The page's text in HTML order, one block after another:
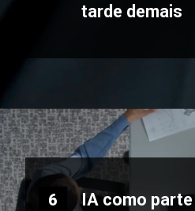
tarde demais
IA como
6